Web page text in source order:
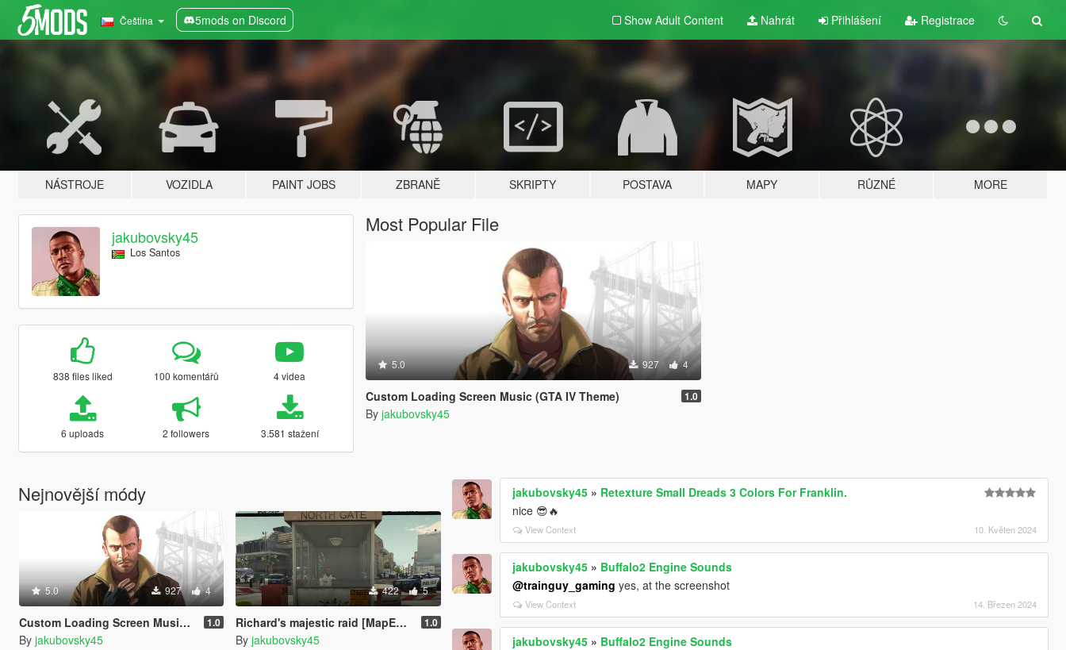
Čeština 5mods on Discord Show Adult Content Nahrát Přihlášení Registrace
NÁSTROJE VOZIDLA PAINT JOBS ZBRANĚ SKRIPTY POSTAVA MAPY RŮZNÉ MORE
jakubovsky45
Los Santos
838 files liked 100 komentářů 4 videa
6 uploads 2 followers 3.581 stažení
Most Popular File
5.0 927 4
Custom Loading Screen Music (GTA IV Theme) 1.0
By jakubovsky45
Nejnovější módy
5.0 927 4
Custom Loading Screen Music (GTA IV Theme) 1.0
By jakubovsky45
422 5
Richard's majestic raid [MapEditor] 1.0
By jakubovsky45
jakubovsky45 » Retexture Small Dreads 3 Colors For Franklin.
nice 😎🔥
View Context 10. Květen 2024
jakubovsky45 » Buffalo2 Engine Sounds
@trainguy_gaming yes, at the screenshot
View Context 14. Březen 2024
jakubovsky45 » Buffalo2 Engine Sounds